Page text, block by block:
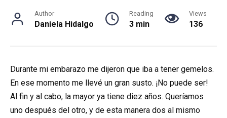
Author
Daniela Hidalgo
Reading
3 min
Views
136
Durante mi embarazo me dijeron que iba a tener gemelos.
En ese momento me llevé un gran susto. ¡No puede ser!
Al fin y al cabo, la mayor ya tiene diez años. Queríamos
uno después del otro, y de esta manera dos al mismo